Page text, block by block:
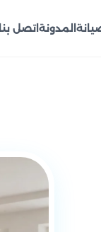
المدونةاتصل بنا